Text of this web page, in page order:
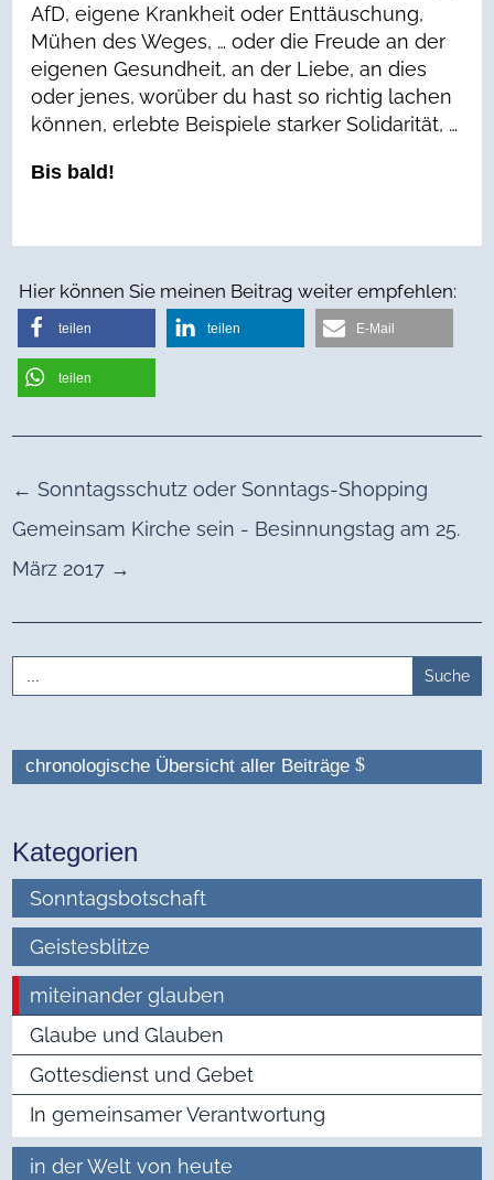
AfD, eigene Krankheit oder Enttäuschung,
Mühen des Weges, … oder die Freude an der
eigenen Gesundheit, an der Liebe, an dies
oder jenes, worüber du hast so richtig lachen
können, erlebte Beispiele starker Solidarität, …
Bis bald!
Hier können Sie meinen Beitrag weiter empfehlen:
teilen teilen E-Mail
teilen
← Sonntagsschutz oder Sonntags-Shopping
Gemeinsam Kirche sein - Besinnungstag am 25.
März 2017 →
Search
for:
chronologische Übersicht aller Beiträge
Kategorien
Sonntagsbotschaft
Geistesblitze
miteinander glauben
Glaube und Glauben
Gottesdienst und Gebet
In gemeinsamer Verantwortung
in der Welt von heute